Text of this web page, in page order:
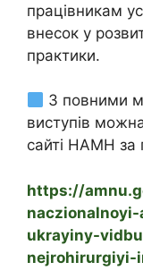
працівникам
внесок у
практики.
З повними
виступів
сайті НАМН за
https://
ukrayiny-
nejrohirurgiyi-